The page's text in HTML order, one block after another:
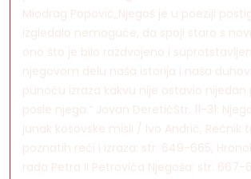
Miodrag Popović„Njegoš je u poeziji
izgledalo nemoguće, da spoji staro s
ono što je bilo razdvojeno i
njegovom delu naša istorija i naša
punoću izraza kakvu nije ostavio nijedan
posle njega.“ Jovan DeretićStr. 11-31:
junak kosovske misli / Ivo Andrić, Rečnik
poznatih reči i izraza: str. 649-665,
rada Petra II Petrovića Njegoša: str. 667-